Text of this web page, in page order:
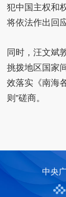
犯中国主权和
将依法作出回应
同时，汪文斌
挑拨地区国家
效落实《南海
则”磋商。
中央